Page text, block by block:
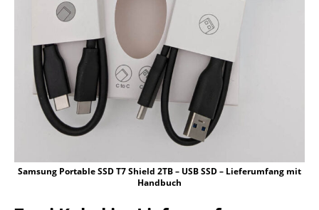
Samsung Portable SSD T7 Shield 2TB – USB SSD – Lieferumfang mit
Handbuch